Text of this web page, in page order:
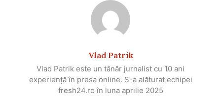
Vlad Patrik
Vlad Patrik este un tânăr jurnalist cu 10 ani
experiență în presa online. S-a alăturat echipei
fresh24.ro în luna aprilie 2025